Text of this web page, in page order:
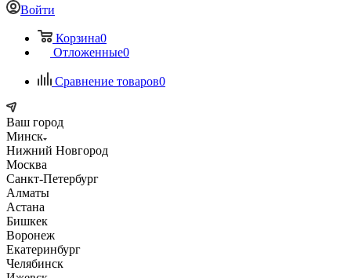
Войти
Корзина0
Отложенные0
Сравнение товаров0
Ваш город
Минск
Нижний Новгород
Москва
Санкт-Петербург
Алматы
Астана
Бишкек
Воронеж
Екатеринбург
Челябинск